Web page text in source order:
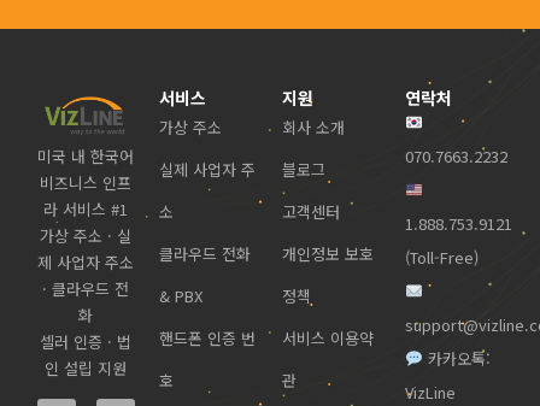
미국 내 한국어
비즈니스 인프
라 서비스 #1
가상 주소 · 실
제 사업자 주소
· 클라우드 전
화
셀러 인증 · 법
인 설립 지원
서비스
가상 주소
실제 사업자 주
소
클라우드 전화
& PBX
핸드폰 인증 번
호
지원
회사 소개
블로그
고객센터
개인정보 보호
정책
서비스 이용약
관
연락처
070.7663.2232
1.888.753.9121
(Toll-Free)
카카오톡:
VizLine